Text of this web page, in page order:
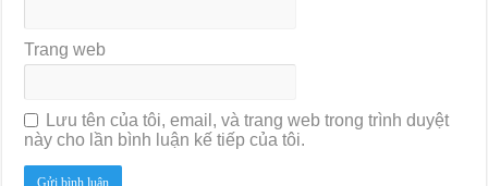
Trang web
Lưu tên của tôi, email, và trang web trong trình duyệt
này cho lần bình luận kế tiếp của tôi.